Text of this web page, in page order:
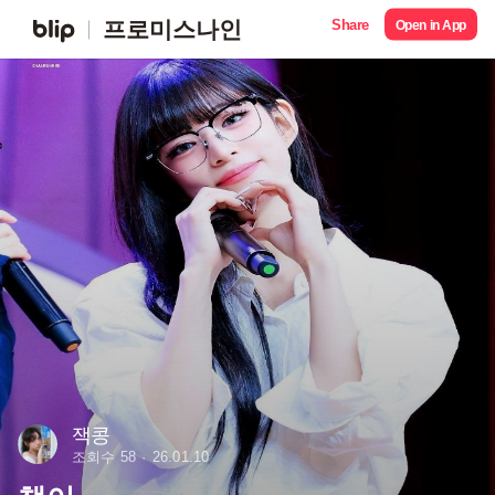
프로미스나인 Share Open in App
잭콩
조회수 58 26.01.10